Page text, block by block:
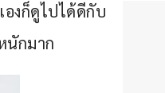
งก็ดูไปได้ดีกับ
นักมาก